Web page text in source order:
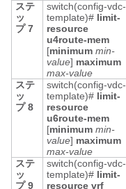
ステ
ッ
プ 7
switch(config-vdc-
template)# limit-
resource
u4route-mem
[minimum min-
value] maximum
max-value
ステ
ッ
プ 8
switch(config-vdc-
template)# limit-
resource
u6route-mem
[minimum min-
value] maximum
max-value
ステ
ッ
プ 9
switch(config-vdc-
template)# limit-
resource vrf